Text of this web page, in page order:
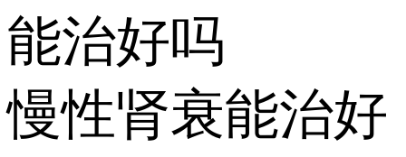
能治好吗
慢性肾衰能治好